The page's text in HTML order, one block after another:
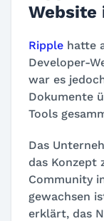
Website
Ripple hatte
Developer-
war es
Dokumente
Tools
Das
das Konzept
Community
gewachsen
erklärt, das